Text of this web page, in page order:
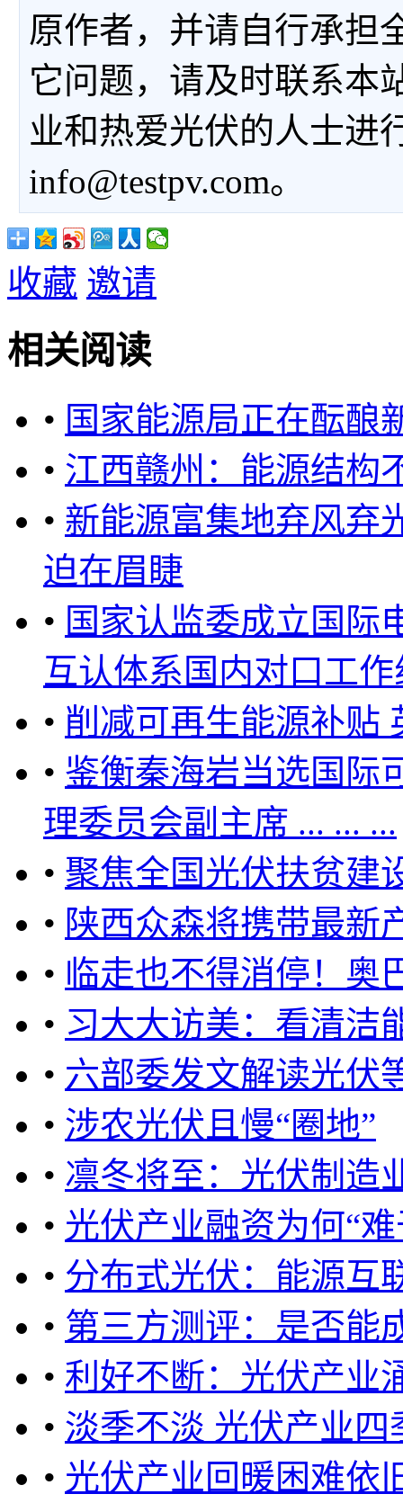
原作者，并请自行承担
它问题，请及时联系本
业和热爱光伏的人士进
info@testpv.com。
收藏 邀请
相关阅读
• 国家能源局正在酝酿
• 江西赣州：能源结构
• 新能源富集地弃风弃
迫在眉睫
• 国家认监委成立国际
互认体系国内对口工作
• 削减可再生能源补贴
• 鉴衡秦海岩当选国际
理委员会副主席 ... ... ...
• 聚焦全国光伏扶贫建
• 陕西众森将携带最新
• 临走也不得消停！奥
• 习大大访美：看清洁
• 六部委发文解读光伏
• 涉农光伏且慢“圈地”
• 凛冬将至：光伏制造
• 光伏产业融资为何“
• 分布式光伏：能源互
• 第三方测评：是否能
• 利好不断：光伏产业
• 淡季不淡 光伏产业四
• 光伏产业回暖困难依